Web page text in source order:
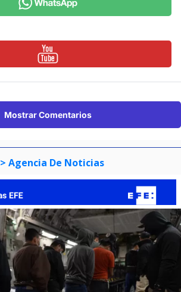
Mostrar Comentarios
> Agencia De Noticias